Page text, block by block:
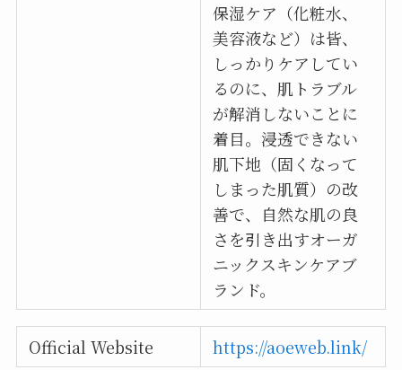
保湿ケア（化粧水、
美容液など）は皆、
しっかりケアしてい
るのに、肌トラブル
が解消しないことに
着目。浸透できない
肌下地（固くなって
しまった肌質）の改
善で、自然な肌の良
さを引き出すオーガ
ニックスキンケアブ
ランド。
Official Website https://aoeweb.link/